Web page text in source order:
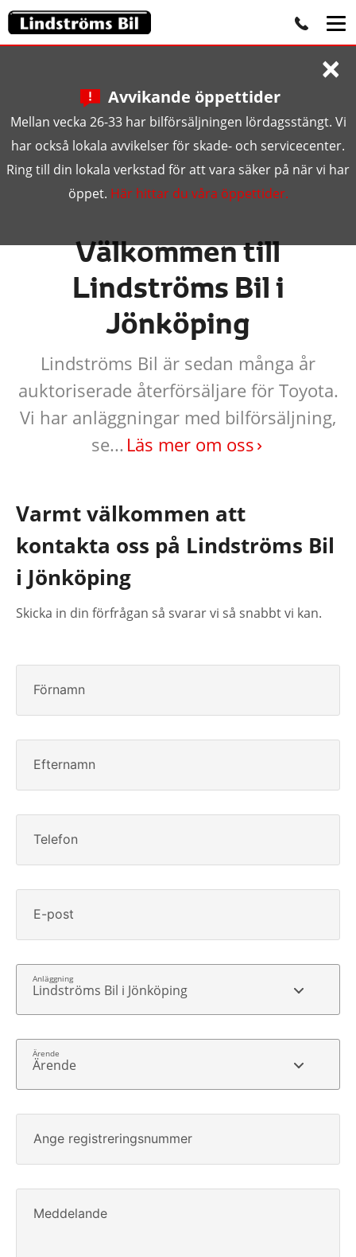
Avvikande öppettider
Mellan vecka 26-33 har bilförsäljningen lördagsstängt. Vi
har också lokala avvikelser för skade- och servicecenter.
Ring till din lokala verkstad för att vara säker på när vi har
öppet. Här hittar du våra öppettider.
×
Välkommen till
Lindströms Bil i
Jönköping
Lindströms Bil är sedan många år
auktoriserade återförsäljare för Toyota.
Vi har anläggningar med bilförsäljning,
se... Läs mer om oss
Varmt välkommen att
kontakta oss på Lindströms Bil
i Jönköping
Skicka in din förfrågan så svarar vi så snabbt vi kan.
Förnamn
Efternamn
Telefon
E-post
Lindströms Bil i Jönköping
Ärende
Ange registreringsnummer
Meddelande